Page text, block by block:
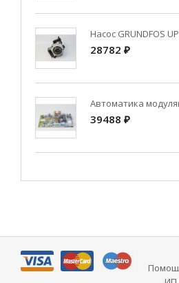
Насос GRUNDFOS
28782 ₽
Автоматика
39488 ₽